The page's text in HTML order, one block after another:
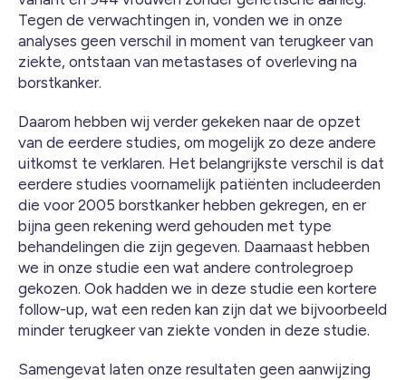
Tegen de verwachtingen in, vonden we in onze
analyses geen verschil in moment van terugkeer van
ziekte, ontstaan van metastases of overleving na
borstkanker.
Daarom hebben wij verder gekeken naar de opzet
van de eerdere studies, om mogelijk zo deze andere
uitkomst te verklaren. Het belangrijkste verschil is dat
eerdere studies voornamelijk patiënten includeerden
die voor 2005 borstkanker hebben gekregen, en er
bijna geen rekening werd gehouden met type
behandelingen die zijn gegeven. Daarnaast hebben
we in onze studie een wat andere controlegroep
gekozen. Ook hadden we in deze studie een kortere
follow-up, wat een reden kan zijn dat we bijvoorbeeld
minder terugkeer van ziekte vonden in deze studie.
Samengevat laten onze resultaten geen aanwijzing